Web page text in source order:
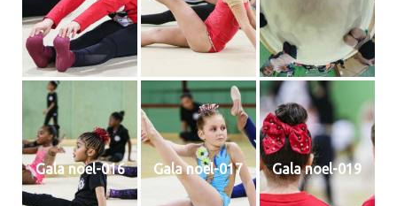
Gala noel-016 Gala noel-017 Gala noel-019